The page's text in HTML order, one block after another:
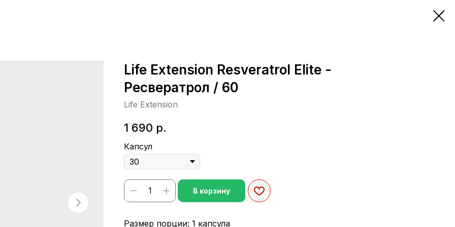
Life Extension Resveratrol Elite -
Ресвератрол / 60
Life Extension
1 690 р.
Капсул
В корзину
Размер порции: 1 капсула